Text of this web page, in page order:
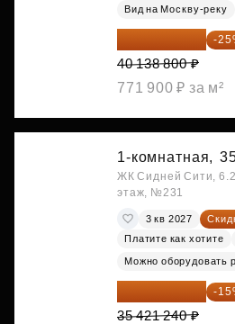
Вид на Москву-реку
30 104 100 ₽ -
40 138 800 ₽
771 900 ₽ за м²
1-комнатная,
ЖК Сидней Сити, 6.2
этаж, №231
3 кв 2027
Платите как хотите
Можно оборудовать
30 108 054 ₽ -
35 421 240 ₽